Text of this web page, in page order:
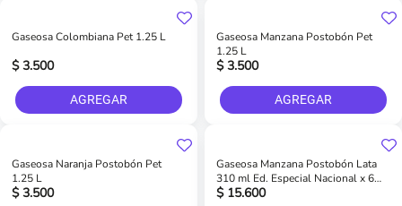
Gaseosa Colombiana Pet 1.25 L
$ 3.500
AGREGAR
Gaseosa Manzana Postobón Pet
1.25 L
$ 3.500
AGREGAR
Gaseosa Naranja Postobón Pet
1.25 L
$ 3.500
Gaseosa Manzana Postobón Lata
310 ml Ed. Especial Nacional x 6
und
$ 15.600